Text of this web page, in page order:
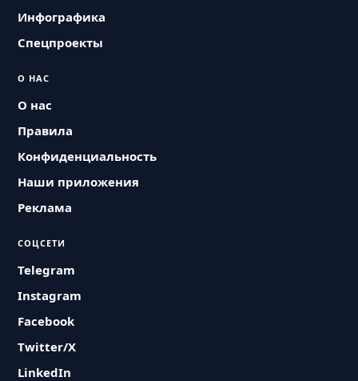
Инфографика
Спецпроекты
О НАС
О нас
Правила
Конфиденциальность
Наши приложения
Реклама
СОЦСЕТИ
Telegram
Instagram
Facebook
Twitter/X
LinkedIn